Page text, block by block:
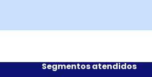
Segmentos atendidos